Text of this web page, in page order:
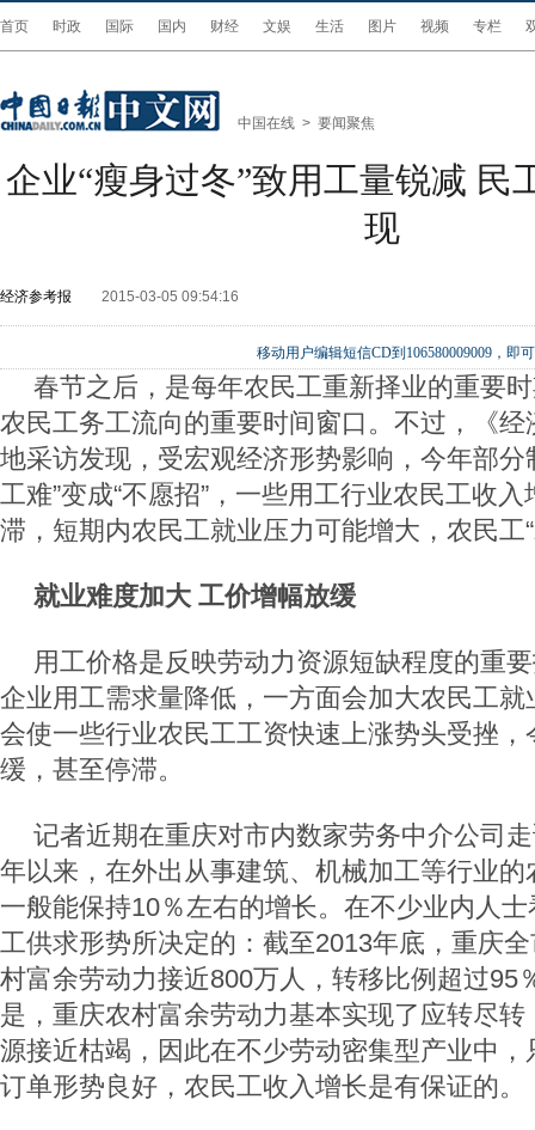
首页 时政 国际 国内 财经 文娱 生活 图片 视频 专栏
中国在线 > 要闻聚焦
企业“瘦身过冬”致用工量锐减 民
现
经济参考报 2015-03-05 09:54:16
移动用户编辑短信CD到106580009009，即
春节之后，是每年农民工重新择业的重要
农民工务工流向的重要时间窗口。不过，《
地采访发现，受宏观经济形势影响，今年部分
工难”变成“不愿招”，一些用工行业农民工收
滞，短期内农民工就业压力可能增大，农民工
就业难度加大 工价增幅放缓
用工价格是反映劳动力资源短缺程度的重
企业用工需求量降低，一方面会加大农民工
会使一些行业农民工工资快速上涨势头受挫
缓，甚至停滞。
记者近期在重庆对市内数家劳务中介公司
年以来，在外出从事建筑、机械加工等行业
一般能保持10％左右的增长。在不少业内人
工供求形势所决定的：截至2013年底，重庆
村富余劳动力接近800万人，转移比例超过95
是，重庆农村富余劳动力基本实现了应转尽
源接近枯竭，因此在不少劳动密集型产业中
订单形势良好，农民工收入增长是有保证的。